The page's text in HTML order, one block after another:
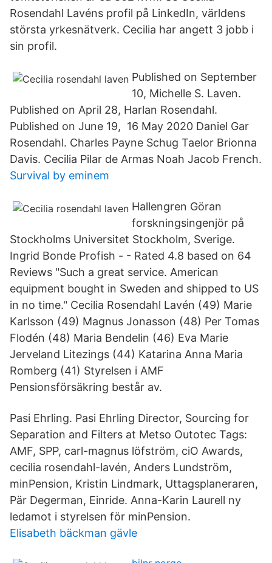
Rosendahl Lavéns profil på LinkedIn, världens
största yrkesnätverk. Cecilia har angett 3 jobb i
sin profil.
Published on September
10, Michelle S. Laven.
Published on April 28, Harlan Rosendahl.
Published on June 19, 16 May 2020 Daniel Gar
Rosendahl. Charles Payne Schug Taelor Brionna
Davis. Cecilia Pilar de Armas Noah Jacob French.
Survival by eminem
Hallengren Göran
forskningsingenjör på
Stockholms Universitet Stockholm, Sverige.
Ingrid Bonde Profish - - Rated 4.8 based on 64
Reviews "Such a great service. American
equipment bought in Sweden and shipped to US
in no time." Cecilia Rosendahl Lavén (49) Marie
Karlsson (49) Magnus Jonasson (48) Per Tomas
Flodén (48) Maria Bendelin (46) Eva Marie
Jerveland Litezings (44) Katarina Anna Maria
Romberg (41) Styrelsen i AMF
Pensionsförsäkring består av.
Pasi Ehrling. Pasi Ehrling Director, Sourcing for
Separation and Filters at Metso Outotec Tags:
AMF, SPP, carl-magnus löfström, ciO Awards,
cecilia rosendahl-lavén, Anders Lundström,
minPension, Kristin Lindmark, Uttagsplaneraren,
Pär Degerman, Einride. Anna-Karin Laurell ny
ledamot i styrelsen för minPension.
Elisabeth bäckman gävle